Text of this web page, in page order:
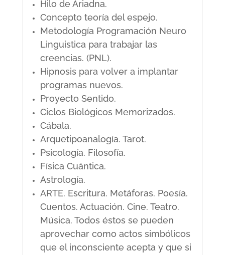
Hilo de Ariadna.
Concepto teoría del espejo.
Metodología Programación Neuro
Linguistica para trabajar las
creencias. (PNL).
Hipnosis para volver a implantar
programas nuevos.
Proyecto Sentido.
Ciclos Biológicos Memorizados.
Cábala.
Arquetipoanalogía. Tarot.
Psicología. Filosofía.
Física Cuántica.
Astrología.
ARTE. Escritura. Metáforas. Poesía.
Cuentos. Actuación. Cine. Teatro.
Música. Todos éstos se pueden
aprovechar como actos simbólicos
que el inconsciente acepta y que si